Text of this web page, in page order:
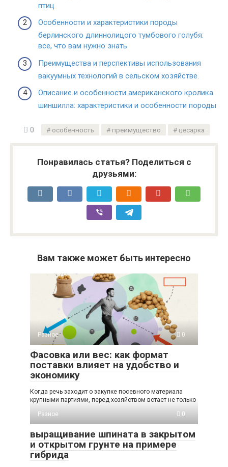
птиц
Особенности и характеристики породы
берлинского длиннолицого тумбового голубя:
все, что вам нужно знать
Преимущества и перспективы использования
вакуумных технологий в сельском хозяйстве.
Описание и особенности американского кролика
шиншилла: характеристики и особенности породы
0 особенность преимущество цесарка
Понравилась статья? Поделиться с
друзьями:
Вам также может быть интересно
Разное 0
Фасовка или вес: как формат
поставки влияет на удобство и
экономику
Когда речь заходит о закупке посевного материала
крупными партиями, перед хозяйством встает не только
Разное
0
выращивание шпината в закрытом
и открытом грунте на примере
гибрида